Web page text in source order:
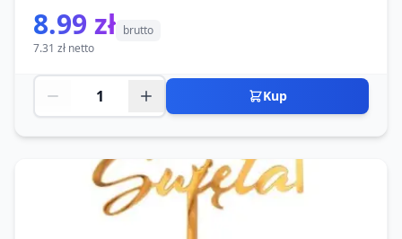
8.99 zł brutto
7.31 zł netto
Kup